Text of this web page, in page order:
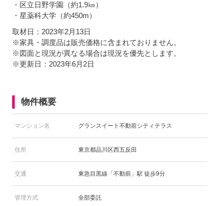
・区立日野学園（約1.9㎞）
・星薬科大学（約450m）
取材日：2023年2月13日
※家具・調度品は販売価格に含まれておりません。
※図面と現況が異なる場合は現況を優先とします。
※更新日：2023年6月2日
物件概要
マンション名 グランスイート不動前シティテラス
住所 東京都品川区西五反田
交通 東急目黒線「不動前」駅 徒歩9分
管理方式 全部委託